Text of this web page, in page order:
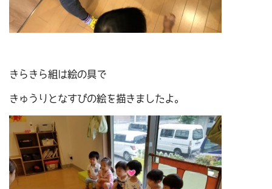
きらきら組は絵の具で
きゅうりとなすびの絵を描きましたよ。